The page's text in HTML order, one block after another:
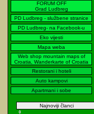
FORUM OFF
Grad Ludbreg
PD Ludbreg - službene stranice
PD Ludbreg- na Facebook-u
Eko vijesti
Mapa weba
Web shop mountain maps of
Croatia, Wanderkarte of Croatia
Restorani i hoteli
Auto kampovi
Apartmani i sobe
Najnoviji članci